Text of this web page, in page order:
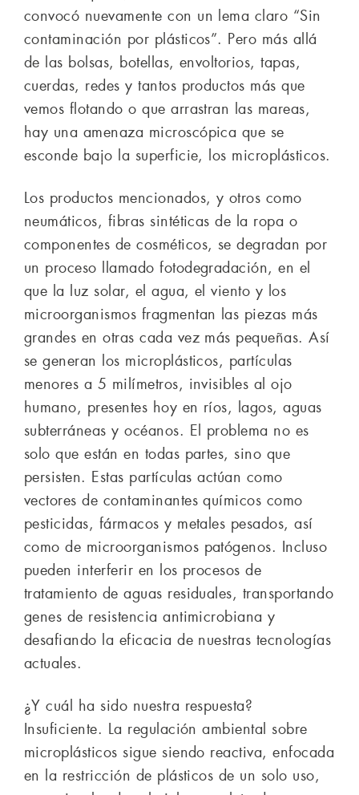
convocó nuevamente con un lema claro “Sin
contaminación por plásticos”. Pero más allá
de las bolsas, botellas, envoltorios, tapas,
cuerdas, redes y tantos productos más que
vemos flotando o que arrastran las mareas,
hay una amenaza microscópica que se
esconde bajo la superficie, los microplásticos.
Los productos mencionados, y otros como
neumáticos, fibras sintéticas de la ropa o
componentes de cosméticos, se degradan por
un proceso llamado fotodegradación, en el
que la luz solar, el agua, el viento y los
microorganismos fragmentan las piezas más
grandes en otras cada vez más pequeñas. Así
se generan los microplásticos, partículas
menores a 5 milímetros, invisibles al ojo
humano, presentes hoy en ríos, lagos, aguas
subterráneas y océanos. El problema no es
solo que están en todas partes, sino que
persisten. Estas partículas actúan como
vectores de contaminantes químicos como
pesticidas, fármacos y metales pesados, así
como de microorganismos patógenos. Incluso
pueden interferir en los procesos de
tratamiento de aguas residuales, transportando
genes de resistencia antimicrobiana y
desafiando la eficacia de nuestras tecnologías
actuales.
¿Y cuál ha sido nuestra respuesta?
Insuficiente. La regulación ambiental sobre
microplásticos sigue siendo reactiva, enfocada
en la restricción de plásticos de un solo uso,